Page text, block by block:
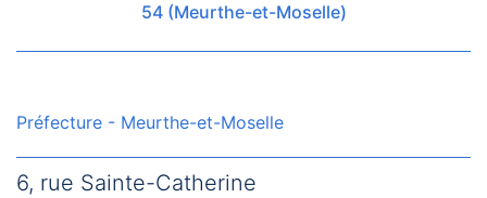
54 (Meurthe-et-Moselle)
Préfecture - Meurthe-et-Moselle
6, rue Sainte-Catherine